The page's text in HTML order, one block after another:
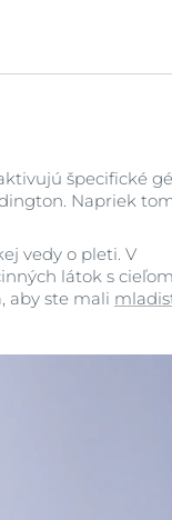
špecifické
Napriek
vedy o pleti. V
látok s
aby ste mali